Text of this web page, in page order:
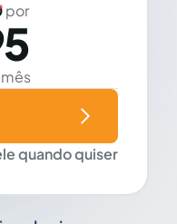
por
quando quiser